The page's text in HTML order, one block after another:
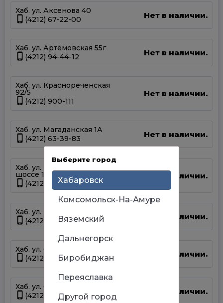
Хаб. ул. Аксенова 40
(4212) 67-22-00
Нет в наличии.
Хаб. ул. Артёмовская 55г
(4212) 94-44-12
Нет в наличии.
Хаб. ул. Краснореченская
92/5
(4212) 900-111
Нет в наличии.
Хаб. ул. Магаданская 1А
(4212) 63-39-83
Нет в наличии.
Хаб. ул. Матвеевское
шоссе 13А
(4212) 69-93-93
Нет в наличии.
Хаб. ул. Панфиловцев 14Б
(4212) 63-22-47
Нет в наличии.
Хаб. ул. Серышева 34
(4212) 47-44-66
Нет в наличии.
Хаб. ул. Суворова 45
(4212) 50-67-37
Нет в наличии.
Выберите город
Хабаровск
Комсомольск-На-Амуре
Вяземский
Дальнегорск
Биробиджан
Переяславка
Другой город